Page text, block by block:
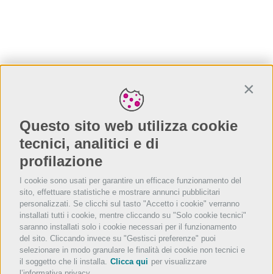
Questo sito web utilizza cookie
tecnici, analitici e di
profilazione
I cookie sono usati per garantire un efficace funzionamento del
sito, effettuare statistiche e mostrare annunci pubblicitari
personalizzati. Se clicchi sul tasto "Accetto i cookie" verranno
installati tutti i cookie, mentre cliccando su "Solo cookie tecnici"
saranno installati solo i cookie necessari per il funzionamento
del sito. Cliccando invece su "Gestisci preferenze" puoi
selezionare in modo granulare le finalità dei cookie non tecnici e
il soggetto che li installa. Clicca qui per visualizzare